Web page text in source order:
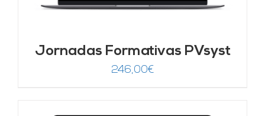
Jornadas Formativas PVsyst
246,00€